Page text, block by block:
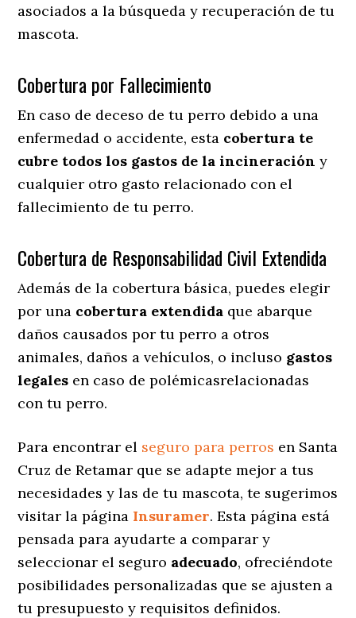
asociados a la búsqueda y recuperación de tu
mascota.
Cobertura por Fallecimiento
En caso de deceso de tu perro debido a una
enfermedad o accidente, esta cobertura te
cubre todos los gastos de la incineración y
cualquier otro gasto relacionado con el
fallecimiento de tu perro.
Cobertura de Responsabilidad Civil Extendida
Además de la cobertura básica, puedes elegir
por una cobertura extendida que abarque
daños causados por tu perro a otros
animales, daños a vehículos, o incluso gastos
legales en caso de polémicasrelacionadas
con tu perro.
Para encontrar el seguro para perros en Santa
Cruz de Retamar que se adapte mejor a tus
necesidades y las de tu mascota, te sugerimos
visitar la página Insuramer. Esta página está
pensada para ayudarte a comparar y
seleccionar el seguro adecuado, ofreciéndote
posibilidades personalizadas que se ajusten a
tu presupuesto y requisitos definidos.